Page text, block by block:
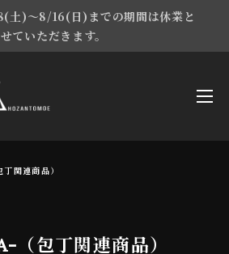
土)～8/16(日)までの期間は休業と
ていただきます。
関連商品）
（包丁関連商品）